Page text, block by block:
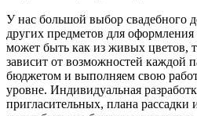
У нас большой выбор свадебного
других предметов для оформления
может быть как из живых цветов,
зависит от возможностей
бюджетом и выполняем свою
уровне. Индивидуальная
пригласительных, плана рассадки